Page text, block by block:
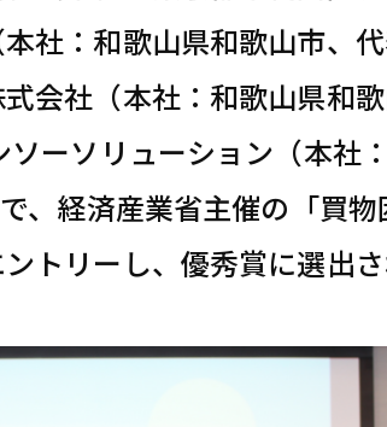
社：和歌山県和歌山市、
会社（本社：和歌山県和
ーソリューション（本社
、経済産業省主催の「買
トリーし、優秀賞に選出さ